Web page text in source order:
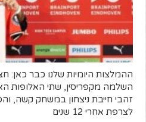
ההמלצות היומיות שלנו כבר כאן:
השלמה מקפריסין, שתי האלופות
זהבי חייבת ניצחון במשחק קשה,
לצרפת אחרי 12 שנים